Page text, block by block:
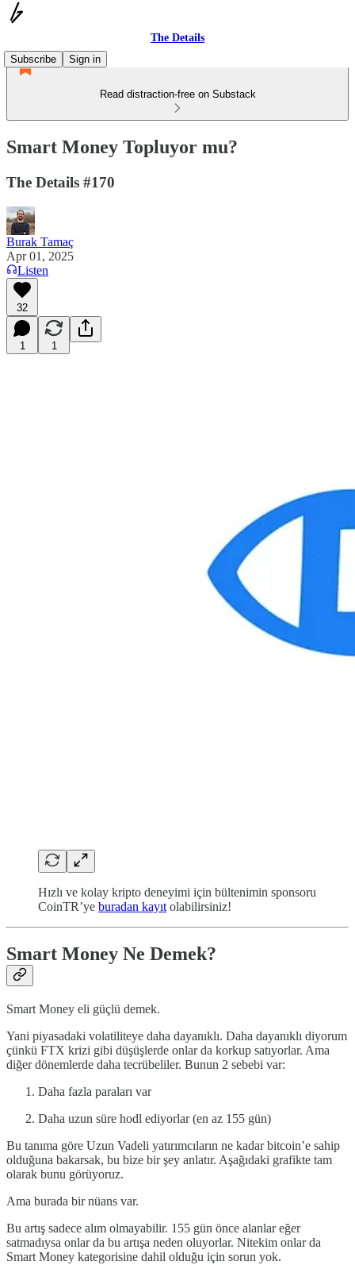
The Details
Subscribe
Sign in
Read distraction-free on Substack
Smart Money Topluyor mu?
The Details #170
Burak Tamaç
Apr 01, 2025
Listen
32
1 1
Hızlı ve kolay kripto deneyimi için bültenimin sponsoru
CoinTR’ye buradan kayıt olabilirsiniz!
Smart Money Ne Demek?
Smart Money eli güçlü demek.
Yani piyasadaki volatiliteye daha dayanıklı. Daha dayanıklı diyorum
çünkü FTX krizi gibi düşüşlerde onlar da korkup satıyorlar. Ama
diğer dönemlerde daha tecrübeliler. Bunun 2 sebebi var:
Daha fazla paraları var
Daha uzun süre hodl ediyorlar (en az 155 gün)
Bu tanıma göre Uzun Vadeli yatırımcıların ne kadar bitcoin’e sahip
olduğuna bakarsak, bu bize bir şey anlatır. Aşağıdaki grafikte tam
olarak bunu görüyoruz.
Ama burada bir nüans var.
Bu artış sadece alım olmayabilir. 155 gün önce alanlar eğer
satmadıysa onlar da bu artışa neden oluyorlar. Nitekim onlar da
Smart Money kategorisine dahil olduğu için sorun yok.